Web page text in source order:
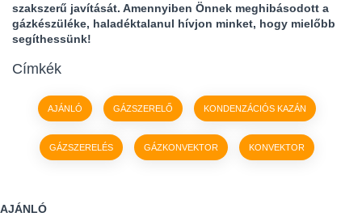
szakszerű javítását. Amennyiben Önnek meghibásodott a
gázkészüléke, haladéktalanul hívjon minket, hogy mielőbb
segíthessünk!
Címkék
AJÁNLÓ GÁZSZERELŐ KONDENZÁCIÓS KAZÁN
GÁZSZERELÉS GÁZKONVEKTOR KONVEKTOR
AJÁNLÓ